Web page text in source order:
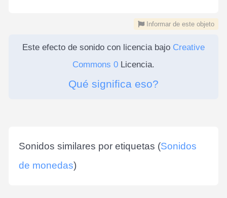
Informar de este objeto
Este efecto de sonido con licencia bajo Creative
Commons 0 Licencia.
Qué significa eso?
Sonidos similares por etiquetas (Sonidos
de monedas)